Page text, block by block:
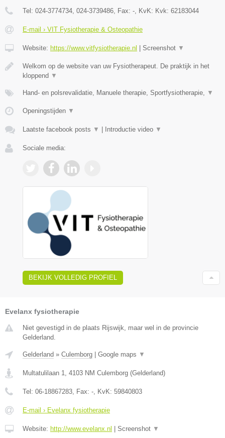
Tel: 024-3774734, 024-3739486 , Fax: - , KvK: Kvk: 62183044
E-mail › VIT Fysiotherapie & Osteopathie
Website: https://www.vitfysiotherapie.nl Screenshot ▼
Welkom op de website van uw Fysiotherapeut. De praktijk in het
kloppend ▼
Hand- en polsrevalidatie, Manuele therapie, Sportfysiotherapie, ▼
Openingstijden ▼
Laatste facebook posts ▼ Introductie video ▼
Sociale media:
BEKIJK VOLLEDIG PROFIEL
Evelanx fysiotherapie
Niet gevestigd in de plaats Rijswijk, maar wel in de provincie
Gelderland.
Gelderland » Culemborg | Google maps ▼
Multatulilaan 1 4103 NM Culemborg (Gelderland)
Tel: 06-18867283 , Fax: - , KvK: 59840803
E-mail › Evelanx fysiotherapie
Website: http://www.evelanx.nl | Screenshot ▼